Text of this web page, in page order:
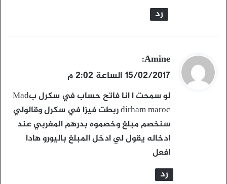
رد
ي
ق
و
ل
Amine
:
15/02/2017 الساعة 2:02 م
لو سمحت ا انا فاتح حساب في سكرل بMad
dirham maroc ربطت فيزا في سكرل وقالولي
سنخصم مبلغ وخصموه بدرهم المغربي عند
ادخاله يقول لي ادخل المبلغ باليورو هادا
افعل
رد